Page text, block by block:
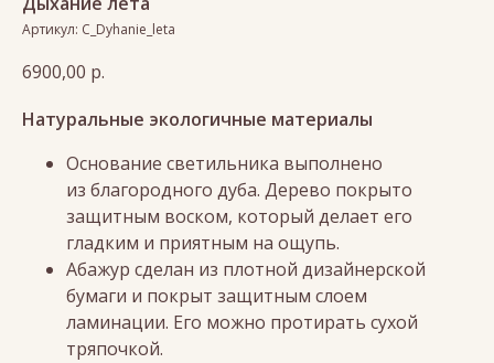
Артикул: C_Dyhanie_leta
6900,00 р.
Натуральные экологичные материалы
Основание светильника выполнено
из благородного дуба. Дерево покрыто
защитным воском, который делает его
гладким и приятным на ощупь.
Абажур сделан из плотной дизайнерской
бумаги и покрыт защитным слоем
ламинации. Его можно протирать сухой
тряпочкой.